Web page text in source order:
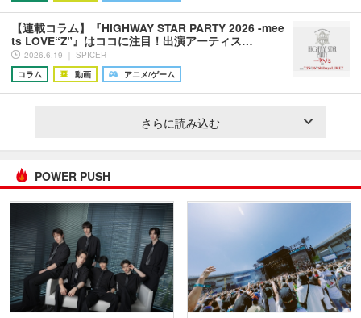
【連載コラム】『HIGHWAY STAR PARTY 2026 -mee
ts LOVE“Z”』はココに注目！出演アーティス…
2026.6.19 ｜ SPICER
コラム
動画 アニメ/ゲーム
さらに読み込む
POWER PUSH